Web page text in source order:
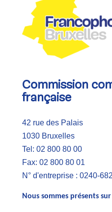
Commission
française
42 rue des Palais
1030 Bruxelles
Tel: 02 800 80 00
Fax: 02 800 80 01
N° d'entreprise : 0240-
Nous sommes présents